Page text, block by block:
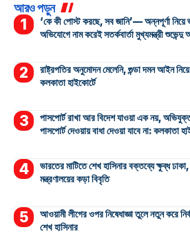
আরও পড়ুন
‘কে কী পোস্ট করছে, সব জানি’— অন্নপূর্ণা নিয়ে
অভিযোগে নাম করেই সতর্কবার্তা মুখ্যমন্ত্রী শুভেন্দু
রাষ্ট্রপতির অনুমোদন মেলেনি, গুন্ডা দমন আইন নিয়ে
কলকাতা হাইকোর্টে
পাসপোর্ট রাখা আর বিদেশ যাওয়া এক নয়,
পাসপোর্ট দেওয়ায় বাধা দেওয়া যাবে না: কলকাতা
ভারতের মাটিতে শেখ হাসিনার বক্তব্যে ক্ষুব্ধ ঢাকা,
মন্ত্রণালয়ের কড়া বিবৃতি
আওয়ামী লীগের ওপর নিষেধাজ্ঞা তুলে নতুন করে
শেখ হাসিনার